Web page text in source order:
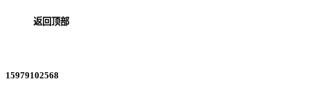
返回顶部
15979102568